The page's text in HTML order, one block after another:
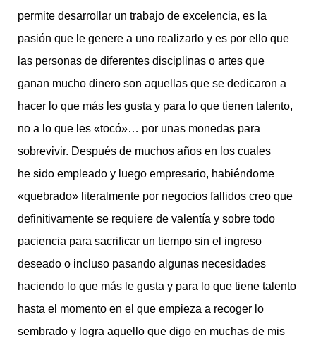
permite desarrollar un trabajo de excelencia, es la
pasión que le genere a uno realizarlo y es por ello que
las personas de diferentes disciplinas o artes que
ganan mucho dinero son aquellas que se dedicaron a
hacer lo que más les gusta y para lo que tienen talento,
no a lo que les «tocó»… por unas monedas para
sobrevivir. Después de muchos años en los cuales
he sido empleado y luego empresario, habiéndome
«quebrado» literalmente por negocios fallidos creo que
definitivamente se requiere de valentía y sobre todo
paciencia para sacrificar un tiempo sin el ingreso
deseado o incluso pasando algunas necesidades
haciendo lo que más le gusta y para lo que tiene talento
hasta el momento en el que empieza a recoger lo
sembrado y logra aquello que digo en muchas de mis